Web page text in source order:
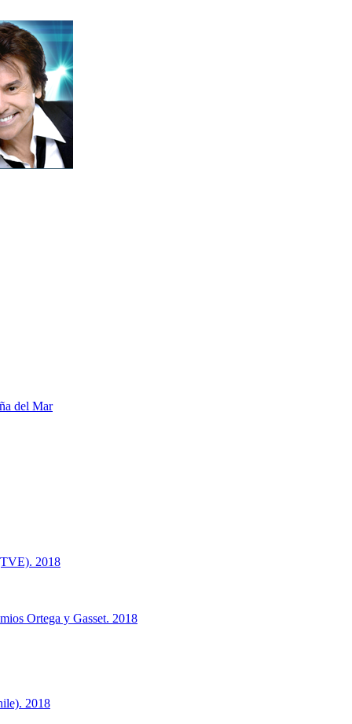
del Mar
2018
Ortega y Gasset. 2018
2018